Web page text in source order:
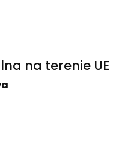
na terenie UE